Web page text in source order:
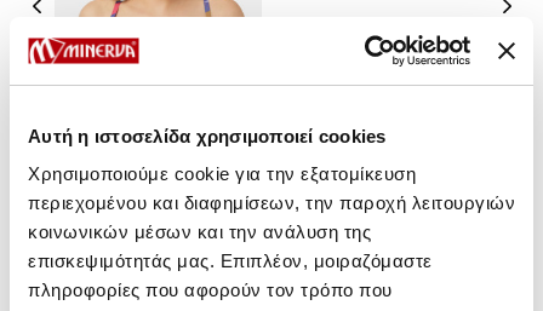
Αυτή η ιστοσελίδα χρησιμοποιεί cookies
Χρησιμοποιούμε cookie για την εξατομίκευση
περιεχομένου και διαφημίσεων, την παροχή λειτουργιών
κοινωνικών μέσων και την ανάλυση της
επισκεψιμότητάς μας. Επιπλέον, μοιραζόμαστε
πληροφορίες που αφορούν τον τρόπο που
Bogota Bikini Top με
Μπανέλα
16,95 €